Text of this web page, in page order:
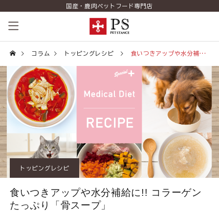
国産・鹿肉ペットフード専門店
ペットスタンスの歴史
コンセプト
商品一覧
コラム（PETSTANCE LIFE）
お知らせ
ご相談室
ショッピング
コラム トッピングレシピ 食いつきアップや水分補給に!! コラーゲンたっぷり「骨スープ」
トッピングレシピ
食いつきアップや水分補給に!! コラーゲン
たっぷり「骨スープ」